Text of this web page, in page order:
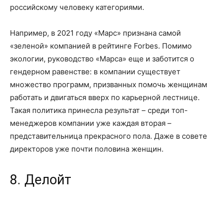
российскому человеку категориями.
Например, в 2021 году «Марс» признана самой
«зеленой» компанией в рейтинге Forbes. Помимо
экологии, руководство «Марса» еще и заботится о
гендерном равенстве: в компании существует
множество программ, призванных помочь женщинам
работать и двигаться вверх по карьерной лестнице.
Такая политика принесла результат – среди топ-
менеджеров компании уже каждая вторая –
представительница прекрасного пола. Даже в совете
директоров уже почти половина женщин.
8. Делойт